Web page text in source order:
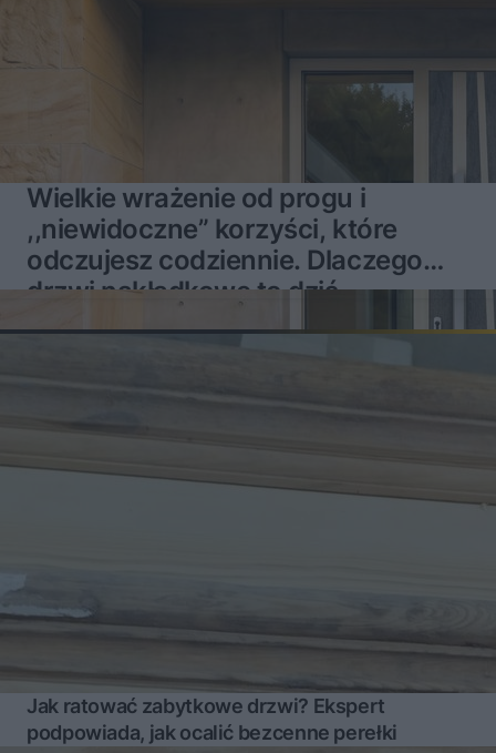
Wielkie wrażenie od progu i
,,niewidoczne” korzyści, które
odczujesz codziennie. Dlaczego
drzwi nakładkowe to dziś
najgorętszy standard?
Jak ratować zabytkowe drzwi? Ekspert
podpowiada, jak ocalić bezcenne perełki